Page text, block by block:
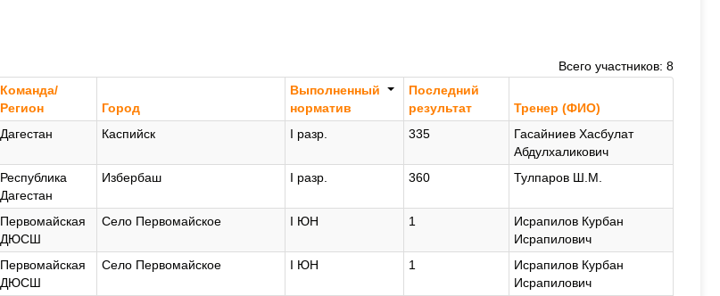
Всего участников: 8
Команда/
Регион
Город
Выполненный
норматив
Последний
результат
Тренер (ФИО)
Дагестан Каспийск I разр. 335
Гасайниев Хасбулат
Абдулхаликович
Республика
Дагестан
Избербаш I разр. 360 Тулпаров Ш.М.
Первомайская
ДЮСШ
Село Первомайское I ЮН 1
Исрапилов Курбан
Исрапилович
Первомайская
ДЮСШ
Село Первомайское I ЮН 1
Исрапилов Курбан
Исрапилович